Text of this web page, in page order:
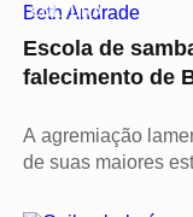
CULTURA
Escola de
falecimento de
A agremiação
de suas maiores